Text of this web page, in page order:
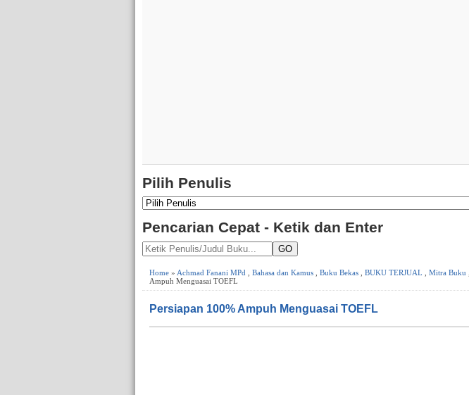
Pilih Penulis
Pencarian Cepat - Ketik dan Enter
GO
Home » Achmad Fanani MPd Bahasa dan Kamus Buku Bekas BUKU TERJUAL Mitra Buku
Ampuh Menguasai TOEFL
Persiapan 100% Ampuh Menguasai TOEFL